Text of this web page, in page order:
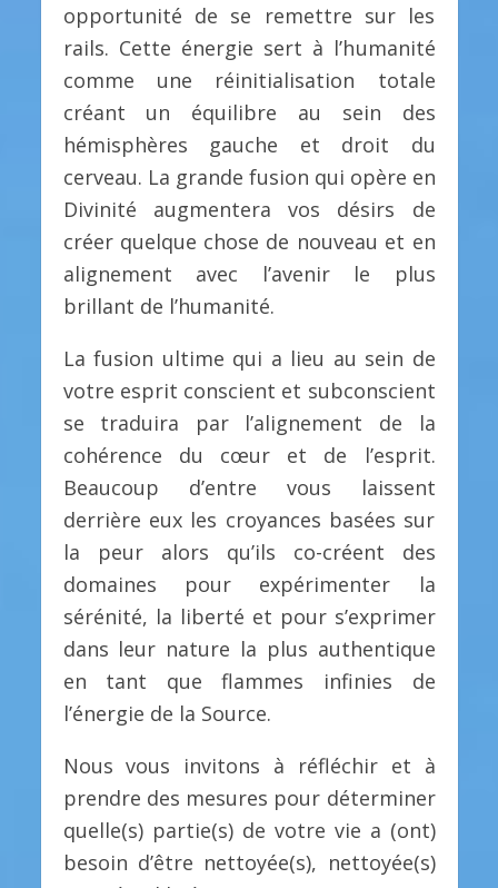
opportunité de se remettre sur les
rails. Cette énergie sert à l’humanité
comme une réinitialisation totale
créant un équilibre au sein des
hémisphères gauche et droit du
cerveau. La grande fusion qui opère en
Divinité augmentera vos désirs de
créer quelque chose de nouveau et en
alignement avec l’avenir le plus
brillant de l’humanité.
La fusion ultime qui a lieu au sein de
votre esprit conscient et subconscient
se traduira par l’alignement de la
cohérence du cœur et de l’esprit.
Beaucoup d’entre vous laissent
derrière eux les croyances basées sur
la peur alors qu’ils co-créent des
domaines pour expérimenter la
sérénité, la liberté et pour s’exprimer
dans leur nature la plus authentique
en tant que flammes infinies de
l’énergie de la Source.
Nous vous invitons à réfléchir et à
prendre des mesures pour déterminer
quelle(s) partie(s) de votre vie a (ont)
besoin d’être nettoyée(s), nettoyée(s)